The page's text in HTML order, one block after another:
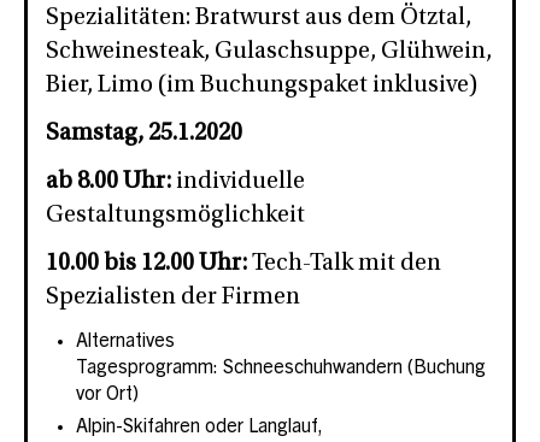
Spezialitäten: Bratwurst aus dem Ötztal,
Schweinesteak, Gulaschsuppe, Glühwein,
Bier, Limo (im Buchungspaket inklusive)
Samstag, 25.1.2020
ab 8.00 Uhr: individuelle
Gestaltungsmöglichkeit
10.00 bis 12.00 Uhr: Tech-Talk mit den
Spezialisten der Firmen
Alternatives
Tagesprogramm: Schneeschuhwandern (Buchung
vor Ort)
Alpin-Skifahren oder Langlauf,